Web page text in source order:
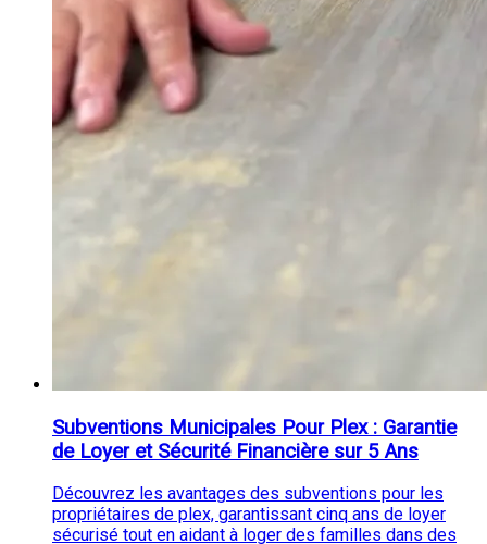
Subventions Municipales Pour Plex : Garantie
de Loyer et Sécurité Financière sur 5 Ans
Découvrez les avantages des subventions pour les
propriétaires de plex, garantissant cinq ans de loyer
sécurisé tout en aidant à loger des familles dans des